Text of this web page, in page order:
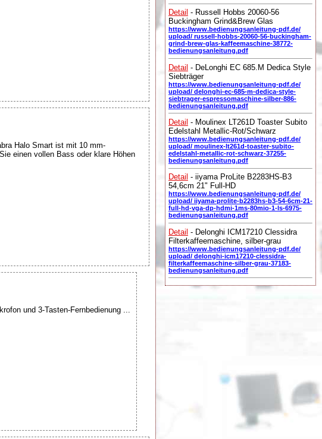
Halo Smart ist mit 10 mm-
einen vollen Bass oder klare Höhen
und 3-Tasten-Fernbedienung ...
Detail - Russell Hobbs 20060-56
Buckingham Grind&Brew Glas
https://www.bedienungsanleitung-pdf.de/
upload/ russell-hobbs-20060-56-buckingham-
grind-brew-glas-kaffeemaschine-38772-
bedienungsanleitung.pdf
Detail - DeLonghi EC 685.M Dedica Style
Siebträger
https://www.bedienungsanleitung-pdf.de/
upload/ delonghi-ec-685-m-dedica-style-
siebtrager-espressomaschine-silber-886-
bedienungsanleitung.pdf
Detail - Moulinex LT261D Toaster Subito
Edelstahl Metallic-Rot/Schwarz
https://www.bedienungsanleitung-pdf.de/
upload/ moulinex-lt261d-toaster-subito-
edelstahl-metallic-rot-schwarz-37255-
bedienungsanleitung.pdf
Detail - iiyama ProLite B2283HS-B3
54,6cm 21" Full-HD
https://www.bedienungsanleitung-pdf.de/
upload/ iiyama-prolite-b2283hs-b3-54-6cm-21-
full-hd-vga-dp-hdmi-1ms-80mio-1-ls-6975-
bedienungsanleitung.pdf
Detail - Delonghi ICM17210 Clessidra
Filterkaffeemaschine, silber-grau
https://www.bedienungsanleitung-pdf.de/
upload/ delonghi-icm17210-clessidra-
filterkaffeemaschine-silber-grau-37183-
bedienungsanleitung.pdf